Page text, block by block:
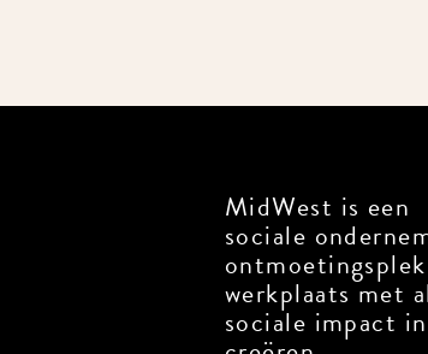
MidWest is een
sociale
werkplaats met
sociale impact